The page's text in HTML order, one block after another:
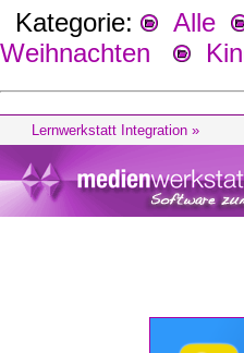
Kategorie: Alle
Weihnachten
Lernwerkstatt Integration »